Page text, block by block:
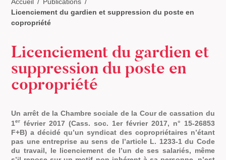
Licenciement du gardien et suppression du poste en
copropriété
Licenciement du gardien et
suppression du poste en
copropriété
Un arrêt de la Chambre sociale de la Cour de cassation du
1er
février 2017 (Cass. soc. 1er février 2017, n° 15-26853
F+B) a décidé qu’un syndicat des copropriétaires n’étant
pas une entreprise au sens de l’article L. 1233-1 du Code
du travail, le licenciement de l’un de ses salariés, même